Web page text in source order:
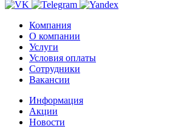
Компания
О компании
Услуги
Условия оплаты
Сотрудники
Вакансии
Информация
Акции
Новости